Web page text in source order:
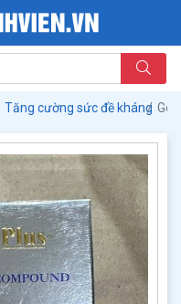
Tăng cường sức đề kháng Gói